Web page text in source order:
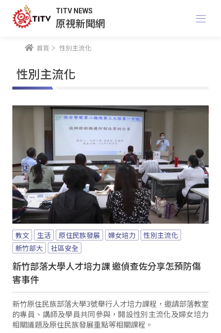
TITV NEWS
原視新聞網
首頁 性別主流化
性別主流化
教文 生活 原住民族發展 婦女培力
性別主流化
新竹部大
社區安全
新竹部落大學人才培力課 邀偵查佐分享怎預防傷
害事件
新竹原住民族部落大學3號舉行人才培力課程，邀請部落教室
的專員、講師及學員共同參與，開設性別主流化及婦女培力
相關議題及原住民族發展重點等相關課程。